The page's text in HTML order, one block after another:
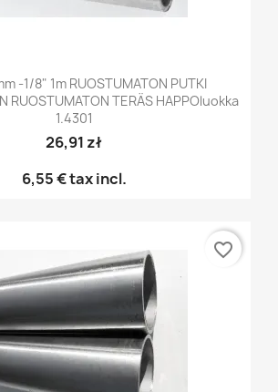
-1/8" 1m RUOSTUMATON PUTKI
RUOSTUMATON TERÄS HAPPOluokka
1.4301
26,91 zł
6,55 €tax incl.
favorite_border